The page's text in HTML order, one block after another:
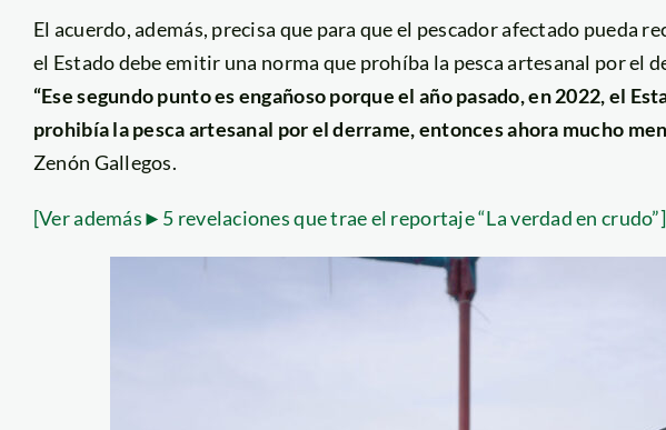
El acuerdo, además, precisa que para que el pescador afectado pueda
el Estado debe emitir una norma que prohíba la pesca artesanal por el
“Ese segundo punto es engañoso porque el año pasado, en 2022, el
prohibía la pesca artesanal por el derrame, entonces ahora mucho
Zenón Gallegos.
[Ver además►5 revelaciones que trae el reportaje “La verdad en crudo”]